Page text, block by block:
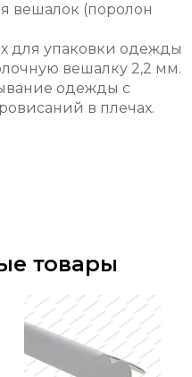
вешалок (поролон
для упаковки одежды
вешалку 2,2 мм.
одежды с
в плечах.
товары